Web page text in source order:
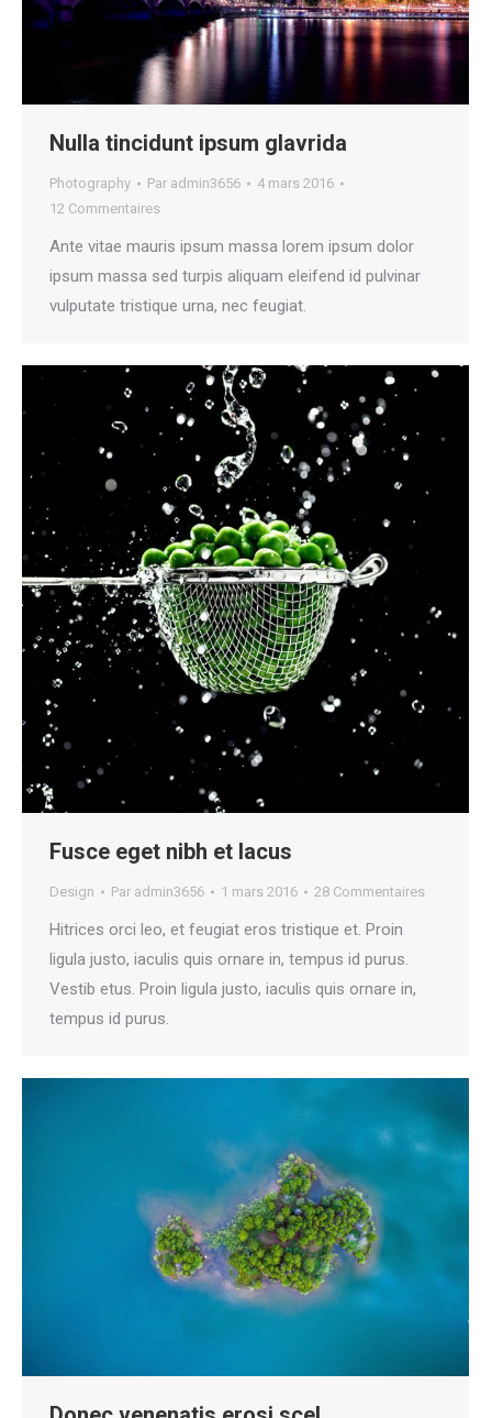
Nulla tincidunt ipsum glavrida
Photography Par admin3656
4 mars 2016
12 Commentaires
Ante vitae mauris ipsum massa lorem ipsum dolor
ipsum massa sed turpis aliquam eleifend id pulvinar
vulputate tristique urna, nec feugiat.
Fusce eget nibh et lacus
Design Par admin3656 1 mars 2016 28 Commentaires
Hitrices orci leo, et feugiat eros tristique et. Proin
ligula justo, iaculis quis ornare in, tempus id purus.
Vestib etus. Proin ligula justo, iaculis quis ornare in,
tempus id purus.